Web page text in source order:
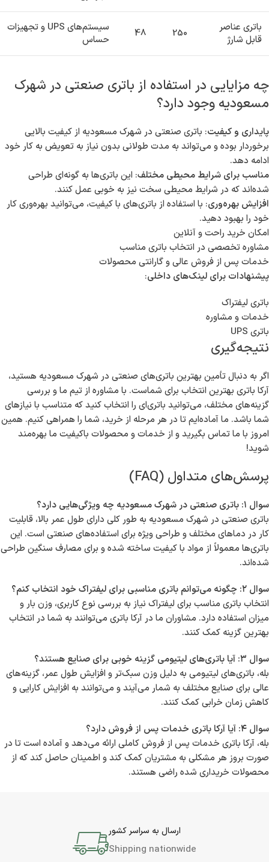
باتری عناصر
قابل شارژ
250
48
سیستم‌های UPS و تجهیزات
حساس
چه مزایایی در استفاده از باتری صنعتی در شهرک
مسعودیه وجود دارد؟
پایداری و کیفیت: باتری صنعتی در شهرک مسعودیه از کیفیت بالایی
برخوردار بوده و می‌تواند به مدت طولانی بدون نیاز به تعویض به کار خود
ادامه دهد.
مناسب برای شرایط محیطی مختلف: این باتری‌ها به گونه‌ای طراحی
شده‌اند که در شرایط محیطی سخت نیز به خوبی عمل کنند.
افزایش بهره‌وری: با استفاده از باتری‌های با کیفیت، می‌توانید بهره‌وری کار
خود را بهبود دهید.
امکان خرید راحت و آنلاین
مشاوره تخصصی در انتخاب باتری مناسب
خدمات پس از فروش عالی و گارانتی محصولات
پیشنهادات برای لینک‌های داخلی:
باتری لیفتراک
خدمات و مشاوره
باتری UPS
نتیجه‌گیری
اگر به دنبال تأمین بهترین باتری‌های صنعتی در شهرک مسعودیه هستید،
آرکا باتری بهترین انتخاب برای شماست. با مشاوره از تیم ما و بررسی
گزینه‌های مختلف، می‌توانید باتری‌ای را انتخاب کنید که متناسب با نیازهای
شما باشد. ما آماده‌ایم تا در هر مرحله از خرید، شما را همراهی کنیم. همین
امروز با ما تماس بگیرید و از خدمات و محصولات باکیفیت ما بهره‌مند
شوید!
پرسش‌های متداول (FAQ)
سوال ۱: باتری صنعتی در شهرک مسعودیه چه ویژگی‌هایی دارد؟
باتری صنعتی در شهرک مسعودیه به طور کلی دارای طول عمر بالا، قابلیت
کار در دماهای مختلف و طراحی ویژه برای استفاده‌های صنعتی است. این
باتری‌ها معمولاً از مواد با کیفیت ساخته شده و برای مصارف سنگین طراحی
شده‌اند.
سوال ۲: چگونه می‌توانم باتری مناسبی برای لیفتراک خود انتخاب کنم؟
انتخاب باتری مناسب برای لیفتراک نیاز به بررسی نوع کاربری، وزن بار و
میزان استفاده دارد. مشاوران ما در آرکا باتری می‌توانند به شما در انتخاب
بهترین گزینه کمک کنند.
سوال ۳: آیا باتری‌های لیتیومی گزینه خوبی برای صنایع هستند؟
بله، باتری‌های لیتیومی به دلیل وزن سبک‌تر و افزایش طول عمر، گزینه‌های
عالی برای صنایع مختلف به شمار می‌آیند و می‌توانند به افزایش کارایی و
کاهش زمان خرابی کمک کنند.
سوال ۴: آیا آرکا باتری خدمات پس از فروش دارد؟
بله، آرکا باتری خدمات پس از فروش کاملی ارائه می‌دهد و آماده است تا در
صورت بروز هر مشکلی به مشتریان کمک کند و اطمینان حاصل کند که از
محصولات خریداری شده راضی هستند.
ارسال به سراسر کشور
Shipping nationwide